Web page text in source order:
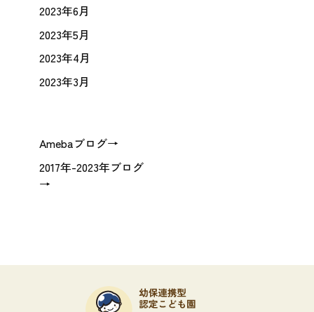
2023年6月
2023年5月
2023年4月
2023年3月
Amebaブログ→
2017年-2023年ブログ
→